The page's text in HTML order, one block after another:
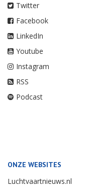
Twitter
Facebook
LinkedIn
Youtube
Instagram
RSS
Podcast
ONZE WEBSITES
Luchtvaartnieuws.nl